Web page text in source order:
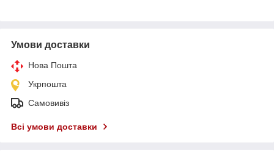
Умови доставки
Нова Пошта
Укрпошта
Самовивіз
Всі умови доставки